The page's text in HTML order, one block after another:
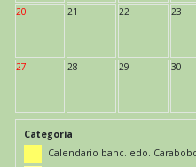
20 21 22 23
27 28 29 30
Categoría
Calendario banc. edo.